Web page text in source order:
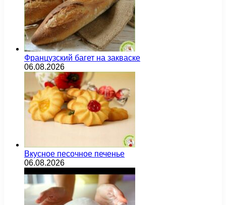
Французский багет на закваске
06.08.2026
Вкусное песочное печенье
06.08.2026